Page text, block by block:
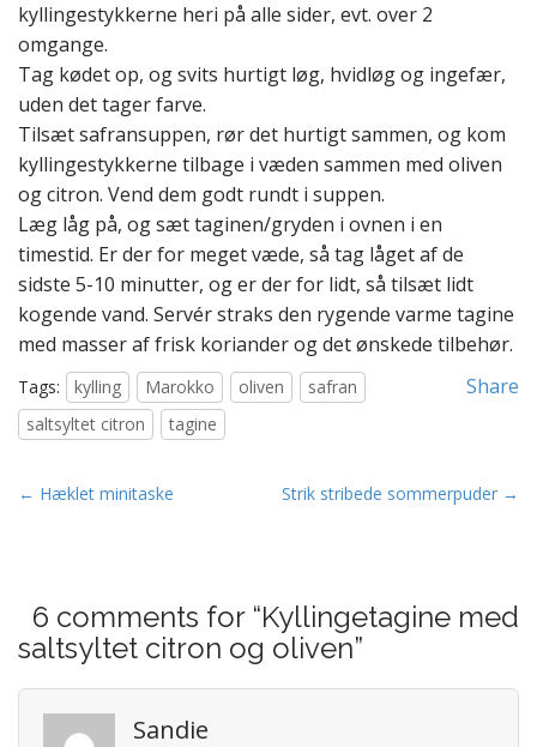
kyllingestykkerne heri på alle sider, evt. over 2
omgange.
Tag kødet op, og svits hurtigt løg, hvidløg og ingefær,
uden det tager farve.
Tilsæt safransuppen, rør det hurtigt sammen, og kom
kyllingestykkerne tilbage i væden sammen med oliven
og citron. Vend dem godt rundt i suppen.
Læg låg på, og sæt taginen/gryden i ovnen i en
timestid. Er der for meget væde, så tag låget af de
sidste 5-10 minutter, og er der for lidt, så tilsæt lidt
kogende vand. Servér straks den rygende varme tagine
med masser af frisk koriander og det ønskede tilbehør.
Share
Tags: kylling Marokko oliven
safran
saltsyltet citron
tagine
P
a
v
← Hæklet minitaske Strik stribede sommerpuder →
6 comments for “Kyllingetagine med
saltsyltet citron og oliven”
Sandie